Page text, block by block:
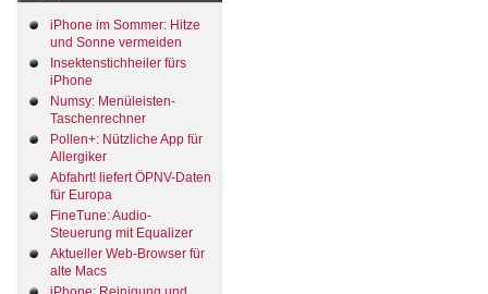
iPhone im Sommer: Hitze
und Sonne vermeiden
Insektenstichheiler fürs
iPhone
Numsy: Menüleisten-
Taschenrechner
Pollen+: Nützliche App für
Allergiker
Abfahrt! liefert ÖPNV-Daten
für Europa
FineTune: Audio-
Steuerung mit Equalizer
Aktueller Web-Browser für
alte Macs